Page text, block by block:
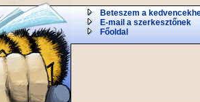
Beteszem a
E-mail a szerkesztőnek
Főoldal